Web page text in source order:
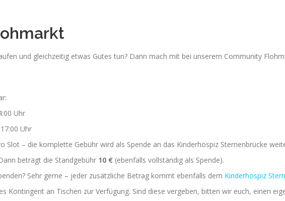
und gleichzeitig etwas Gutes tun? Dann mach mit bei unserem Community
Uhr
Uhr
Slot – die komplette Gebühr wird als Spende an das Kinderhospiz Sternenbrücke
beträgt die Standgebühr 10 € (ebenfalls vollständig als Spende).
Sehr gerne – jeder zusätzliche Betrag kommt ebenfalls dem Kinderhospiz
Kontingent an Tischen zur Verfügung. Sind diese vergeben, bitten wir euch, einen